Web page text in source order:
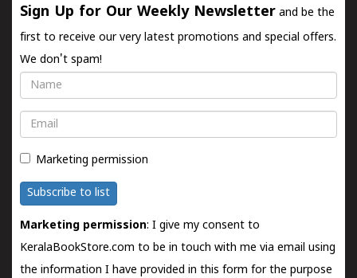
Sign Up for Our Weekly Newsletter and be the
first to receive our very latest promotions and special offers.
We don't spam!
Name
Email
Marketing permission
Subscribe to list
Marketing permission: I give my consent to
KeralaBookStore.com to be in touch with me via email using
the information I have provided in this form for the purpose